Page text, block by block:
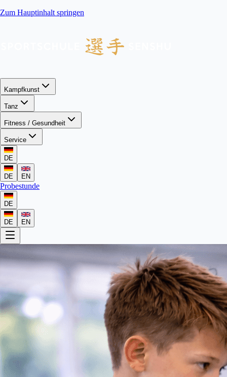
Zum Hauptinhalt springen
Kampfkunst
Tanz
Fitness / Gesundheit
Service
DE
DE EN
Probestunde
DE
DE EN